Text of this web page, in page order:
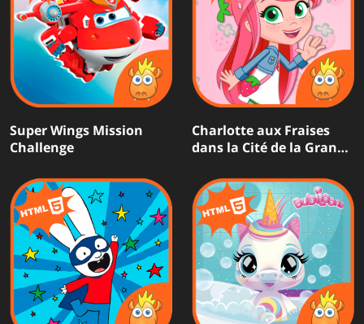
Super Wings Mission
Challenge
Charlotte aux Fraises
dans la Cité de la Grande